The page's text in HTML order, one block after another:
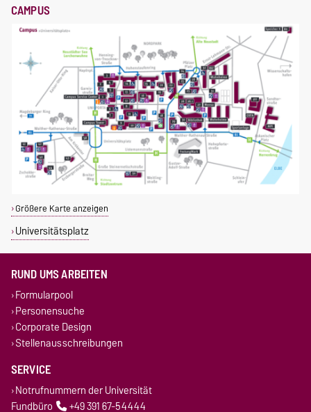
CAMPUS
Größere Karte anzeigen
Universitätsplatz
RUND UMS ARBEITEN
Formularpool
Personensuche
Corporate Design
Stellenausschreibungen
SERVICE
Notrufnummern der Universität
Fundbüro
+49 391 67-54444